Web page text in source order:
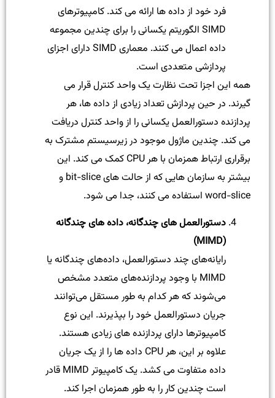
فرد خود از داده ها ارائه می کند. کامپیوترهای
SIMD الگوریتم یکسانی را برای چندین مجموعه
داده اعمال می کنند. معماری SIMD دارای اجزای
پردازشی متعددی است.
همه این اجزا تحت نظارت یک واحد کنترل قرار می
گیرند. در حین پردازش تعداد زیادی از داده ها، هر
پردازنده دستورالعمل یکسانی را از واحد کنترل دریافت
می کند. چندین ماژول موجود در زیرسیستم مشترک به
برقراری ارتباط همزمان با هر CPU کمک می کند. این
بیشتر به سازمان هایی که از حالت های bit-slice و
word-slice استفاده می کنند، جدا می شود.
دستورالعمل های چندگانه، داده های چندگانه
(MIMD)
رایانه‌های چند دستورالعمل، داده‌های چندگانه یا
MIMD با وجود پردازنده‌های متعدد مشخص
می‌شوند که هر کدام به طور مستقل می‌توانند
جریان دستورالعمل خود را بپذیرند. این نوع
کامپیوترها دارای پردازنده های زیادی هستند.
علاوه بر این، هر CPU داده ها را از یک جریان
داده متفاوت می کشد. یک کامپیوتر MIMD قادر
است چندین کار را به طور همزمان اجرا کند.